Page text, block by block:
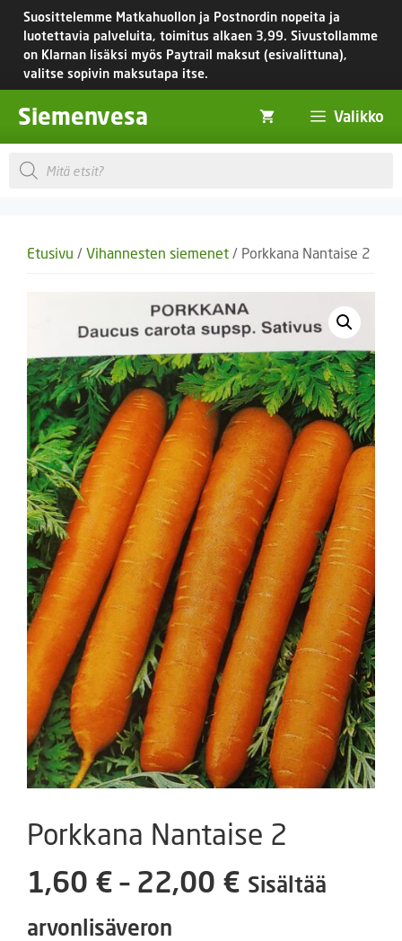
Siirry
sisältöön
Suosittelemme Matkahuollon ja Postnordin nopeita ja
luotettavia palveluita, toimitus alkaen 3,99. Sivustollamme
on Klarnan lisäksi myös Paytrail maksut (esivalittuna),
valitse sopivin maksutapa itse.
Siemenvesa Valikko
Products
search
Etusivu / Vihannesten siemenet / Porkkana Nantaise 2
Porkkana Nantaise 2
1,60 € – 22,00 € Sisältää
arvonlisäveron